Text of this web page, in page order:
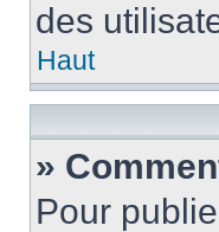
des
Haut
»
Pour